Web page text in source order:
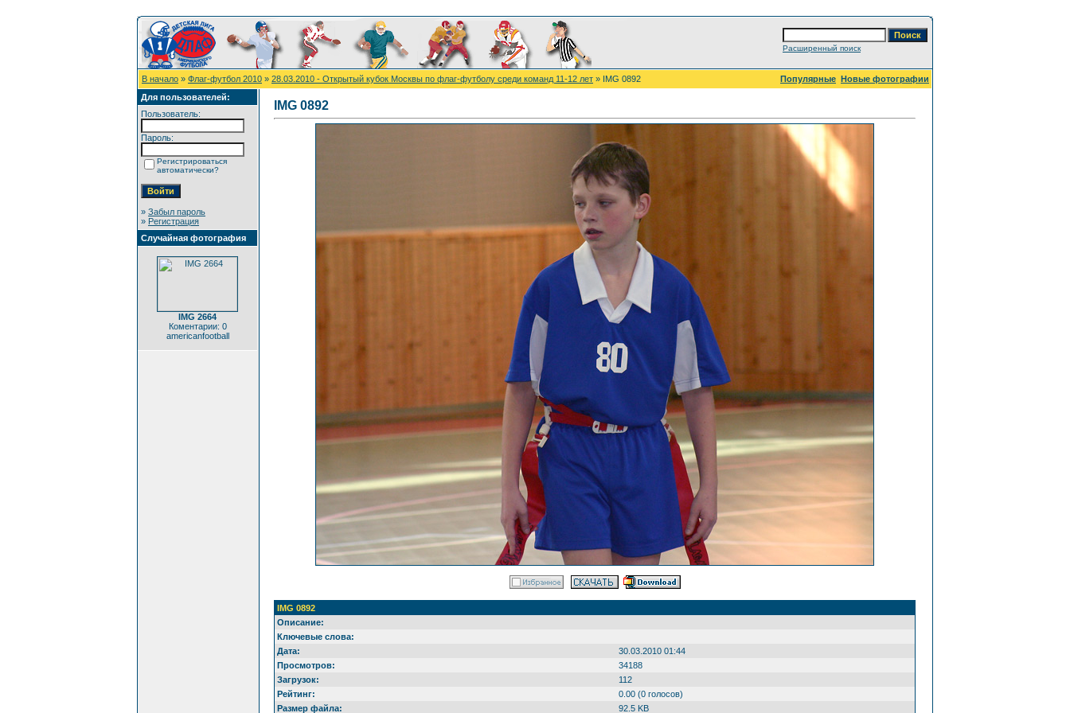
Расширенный поиск
В начало » Флаг-футбол 2010 » 28.03.2010 - Открытый кубок Москвы по флаг-футболу среди команд 11-12 лет » IMG 0892 Популярные Новые фотографии
Для пользователей:
Пользователь:
Пароль:
Регистрироваться
автоматически?
» Забыл пароль
» Регистрация
Случайная фотография
IMG 2664
Коментарии: 0
americanfootball
IMG 0892
IMG 0892
Описание:
Ключевые слова:
Дата:
30.03.2010 01:44
Просмотров:
34188
Загрузок:
112
Рейтинг:
0.00 (0 голосов)
Размер файла:
92.5 KB